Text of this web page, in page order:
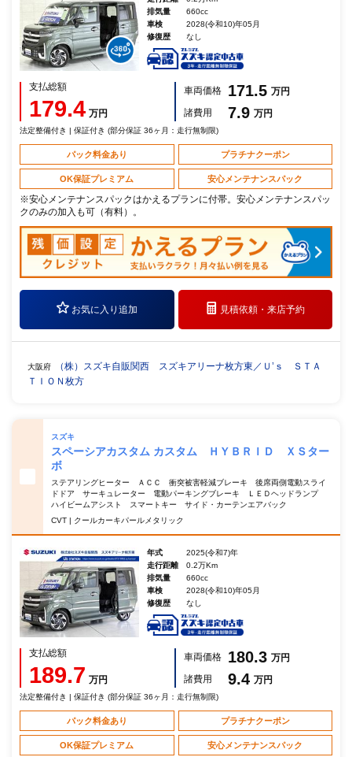
排気量
660cc
車検
2028(令和10)年05月
修復歴
なし
支払総額
179.4 万円
車両価格 171.5 万円
諸費用
7.9 万円
法定整備付き | 保証付き (部分保証 36ヶ月：走行無制限)
パック料金あり プラチナクーポン
OK保証プレミアム 安心メンテナンスパック
※安心メンテナンスパックはかえるプランに付帯。安心メンテナンスパッ
クのみの加入も可（有料）。
お気に入り追加 見積依頼・来店予約
大阪府
（株）スズキ自販関西 スズキアリーナ枚方東／Ｕ’ｓ ＳＴＡ
ＴＩＯＮ枚方
スズキ
スペーシアカスタム カスタム ＨＹＢＲＩＤ ＸＳター
ボ
ステアリングヒーター ＡＣＣ 衝突被害軽減ブレーキ 後席両側電動スライ
ドドア サーキュレーター 電動パーキングブレーキ ＬＥＤヘッドランプ
ハイビームアシスト スマートキー サイド・カーテンエアバック
CVT | クールカーキパールメタリック
年式
2025(令和7)年
走行距離
0.2万Km
排気量
660cc
車検
2028(令和10)年05月
修復歴
なし
支払総額
189.7 万円
車両価格 180.3 万円
諸費用
9.4 万円
法定整備付き | 保証付き (部分保証 36ヶ月：走行無制限)
パック料金あり プラチナクーポン
OK保証プレミアム 安心メンテナンスパック